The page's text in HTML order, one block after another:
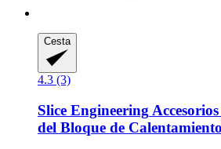
Cesta
4.3 (3)
Slice Engineering
del Bloque de Calentamiento